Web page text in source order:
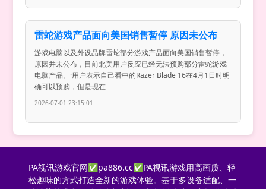
雷蛇游戏产品面向美国销售暂停 原因未公布
游戏电脑以及外设品牌雷蛇部分游戏产品面向美国销售暂停，
原因并未公布，目前北美用户反应已经无法预购部分雷蛇游戏
电脑产品。·用户表示自己看中的Razer Blade 16在4月1日时明
确可以预购，但是现在
2026-07-01 23:15:01
PA视讯游戏官网✅pa886.cc✅PA视讯游戏用高画质、轻
松趣味的方式打造全新的游戏体验。基于多设备适配、一